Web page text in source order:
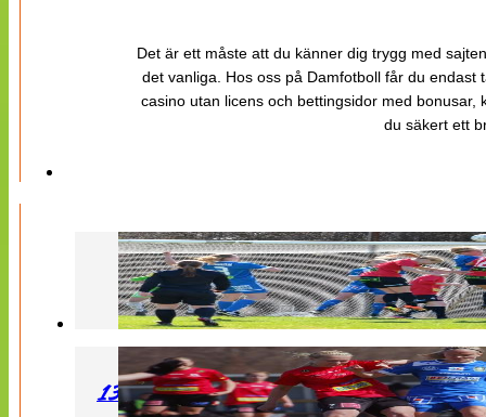
Det är ett måste att du känner dig trygg med
det vanliga. Hos oss på Damfotboll får du
casino utan licens och bettingsidor med
du säkert ett
130427 LB 07 – QBIK